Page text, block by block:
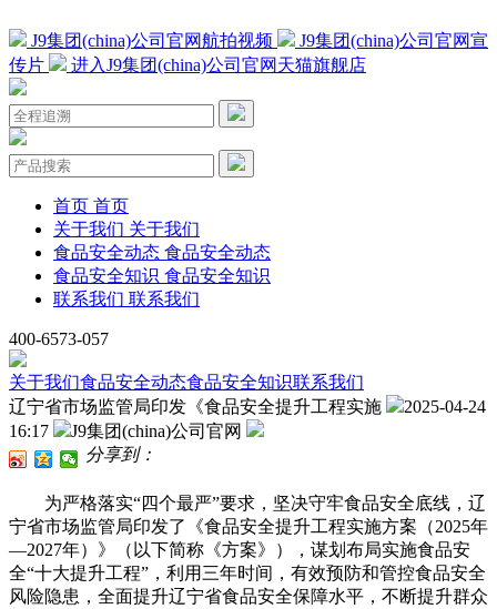
J9集团(china)公司官网航拍视频
J9集团(china)公司官网宣
传片
进入J9集团(china)公司官网天猫旗舰店
首页 首页
关于我们 关于我们
食品安全动态 食品安全动态
食品安全知识 食品安全知识
联系我们 联系我们
400-6573-057
关于我们食品安全动态食品安全知识联系我们
辽宁省市场监管局印发《食品安全提升工程实施
2025-04-24
16:17
J9集团(china)公司官网
分享到：
为严格落实“四个最严”要求，坚决守牢食品安全底线，辽
宁省市场监管局印发了《食品安全提升工程实施方案（2025年
—2027年）》（以下简称《方案》），谋划布局实施食品安
全“十大提升工程”，利用三年时间，有效预防和管控食品安全
风险隐患，全面提升辽宁省食品安全保障水平，不断提升群众